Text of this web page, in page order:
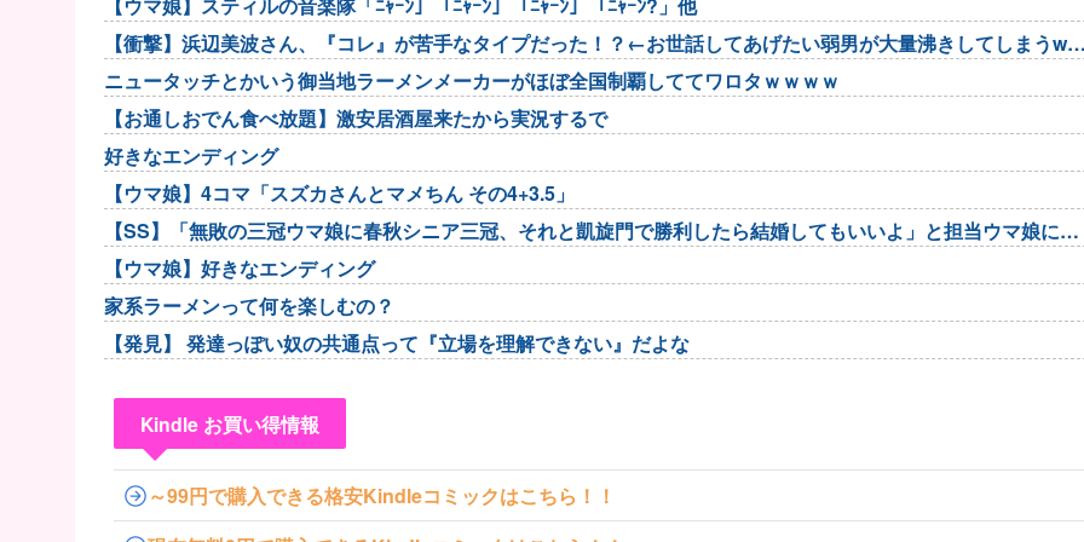
【衝撃】浜辺美波さん、『コレ』が苦手なタイプだった！？←お世話してあげたい弱男が大量沸きしてしまうw
w w w w...
ニュータッチとかいう御当地ラーメンメーカーがほぼ全国制覇しててワロタｗｗｗｗ
【お通しおでん食べ放題】激安居酒屋来たから実況するで
好きなエンディング
【ウマ娘】4コマ「スズカさんとマメちん その4+3.5」
【SS】「無敗の三冠ウマ娘に春秋シニア三冠、それと凱旋門で勝利したら結婚してもいいよ」と担当ウマ娘に発
言した普通のトレー...
【ウマ娘】好きなエンディング
家系ラーメンって何を楽しむの？
【発見】 発達っぽい奴の共通点って『立場を理解できない』だよな
Kindle お買い得情報
～99円で購入できる格安Kindleコミックはこちら！！